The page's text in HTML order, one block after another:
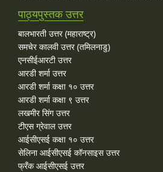
पाठ्यपुस्तक उत्तर
बालभारती उत्तर (महाराष्ट्र)
समचेर कालवी उत्तर (तमिलनाडु)
एनसीईआरटी उत्तर
आरडी शर्मा उत्तर
आरडी शर्मा कक्षा १० उत्तर
आरडी शर्मा कक्षा ९ उत्तर
लखमीर सिंग उत्तर
टीएस ग्रेवाल उत्तर
आईसीएसई कक्षा १० उत्तर
सेलिना आईसीएसई कॉनसाइस उत्तर
फ्रँक आईसीएसई उत्तर